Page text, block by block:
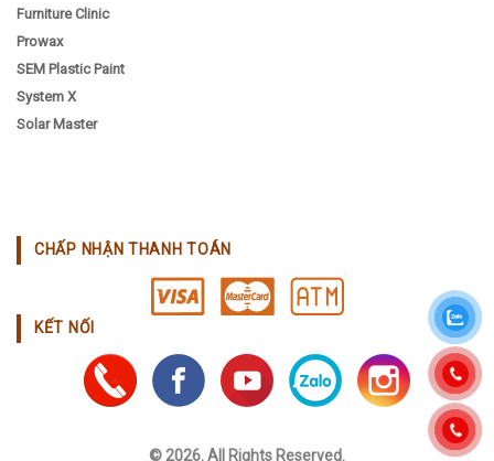
Furniture Clinic
Prowax
SEM Plastic Paint
System X
Solar Master
© 2026. All Rights Reserved.
CHẤP NHẬN THANH TOÁN
KẾT NỐI